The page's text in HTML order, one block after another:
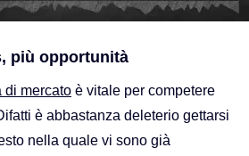
più opportunità
di mercato è vitale per competere
è abbastanza deleterio gettarsi
nella quale vi sono già